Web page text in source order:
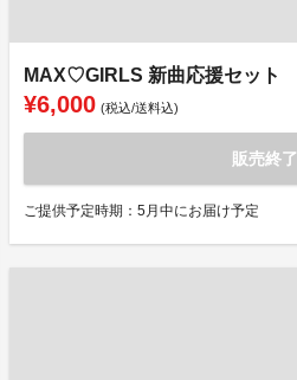
MAX♡GIRLS 新曲応援セット
¥6,000 (税込/送料込)
販売終了
ご提供予定時期：5月中にお届け予定